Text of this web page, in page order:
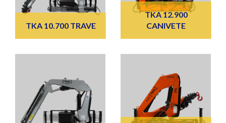
TKA 10.700 TRAVE
TKA 12.900
CANIVETE